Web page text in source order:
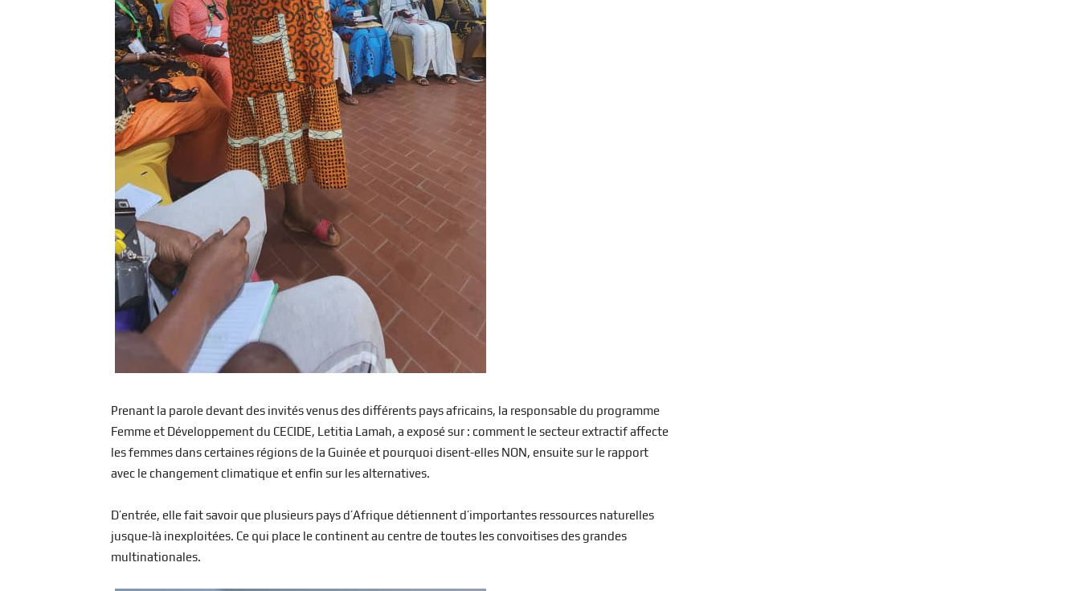
Prenant la parole devant des invités venus des différents pays africains, la responsable du programme
Femme et Développement du CECIDE, Letitia Lamah, a exposé sur : comment le secteur extractif affecte
les femmes dans certaines régions de la Guinée et pourquoi disent-elles NON, ensuite sur le rapport
avec le changement climatique et enfin sur les alternatives.
D’entrée, elle fait savoir que plusieurs pays d’Afrique détiennent d’importantes ressources naturelles
jusque-là inexploitées. Ce qui place le continent au centre de toutes les convoitises des grandes
multinationales.